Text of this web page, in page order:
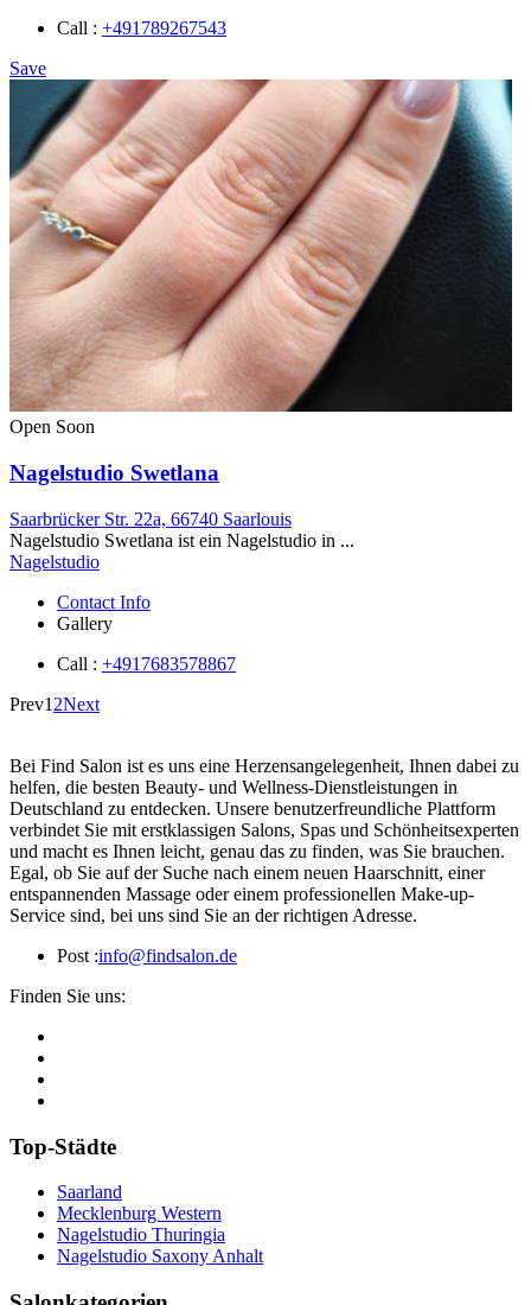
Call : +491789267543
Save
Open Soon
Nagelstudio Swetlana
Saarbrücker Str. 22a, 66740 Saarlouis
Nagelstudio Swetlana ist ein Nagelstudio in ...
Nagelstudio
Contact Info
Gallery
Call : +4917683578867
Prev1 2Next
Bei Find Salon ist es uns eine Herzensangelegenheit, Ihnen dabei zu
helfen, die besten Beauty- und Wellness-Dienstleistungen in
Deutschland zu entdecken. Unsere benutzerfreundliche Plattform
verbindet Sie mit erstklassigen Salons, Spas und Schönheitsexperten
und macht es Ihnen leicht, genau das zu finden, was Sie brauchen.
Egal, ob Sie auf der Suche nach einem neuen Haarschnitt, einer
entspannenden Massage oder einem professionellen Make-up-
Service sind, bei uns sind Sie an der richtigen Adresse.
Post :info@findsalon.de
Finden Sie uns:
Top-Städte
Saarland
Mecklenburg Western
Nagelstudio Thuringia
Nagelstudio Saxony Anhalt